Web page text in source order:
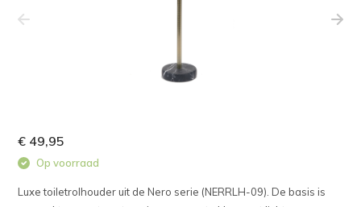
€ 49,95
Op voorraad
Luxe toiletrolhouder uit de Nero serie (NERRLH-09). De basis is